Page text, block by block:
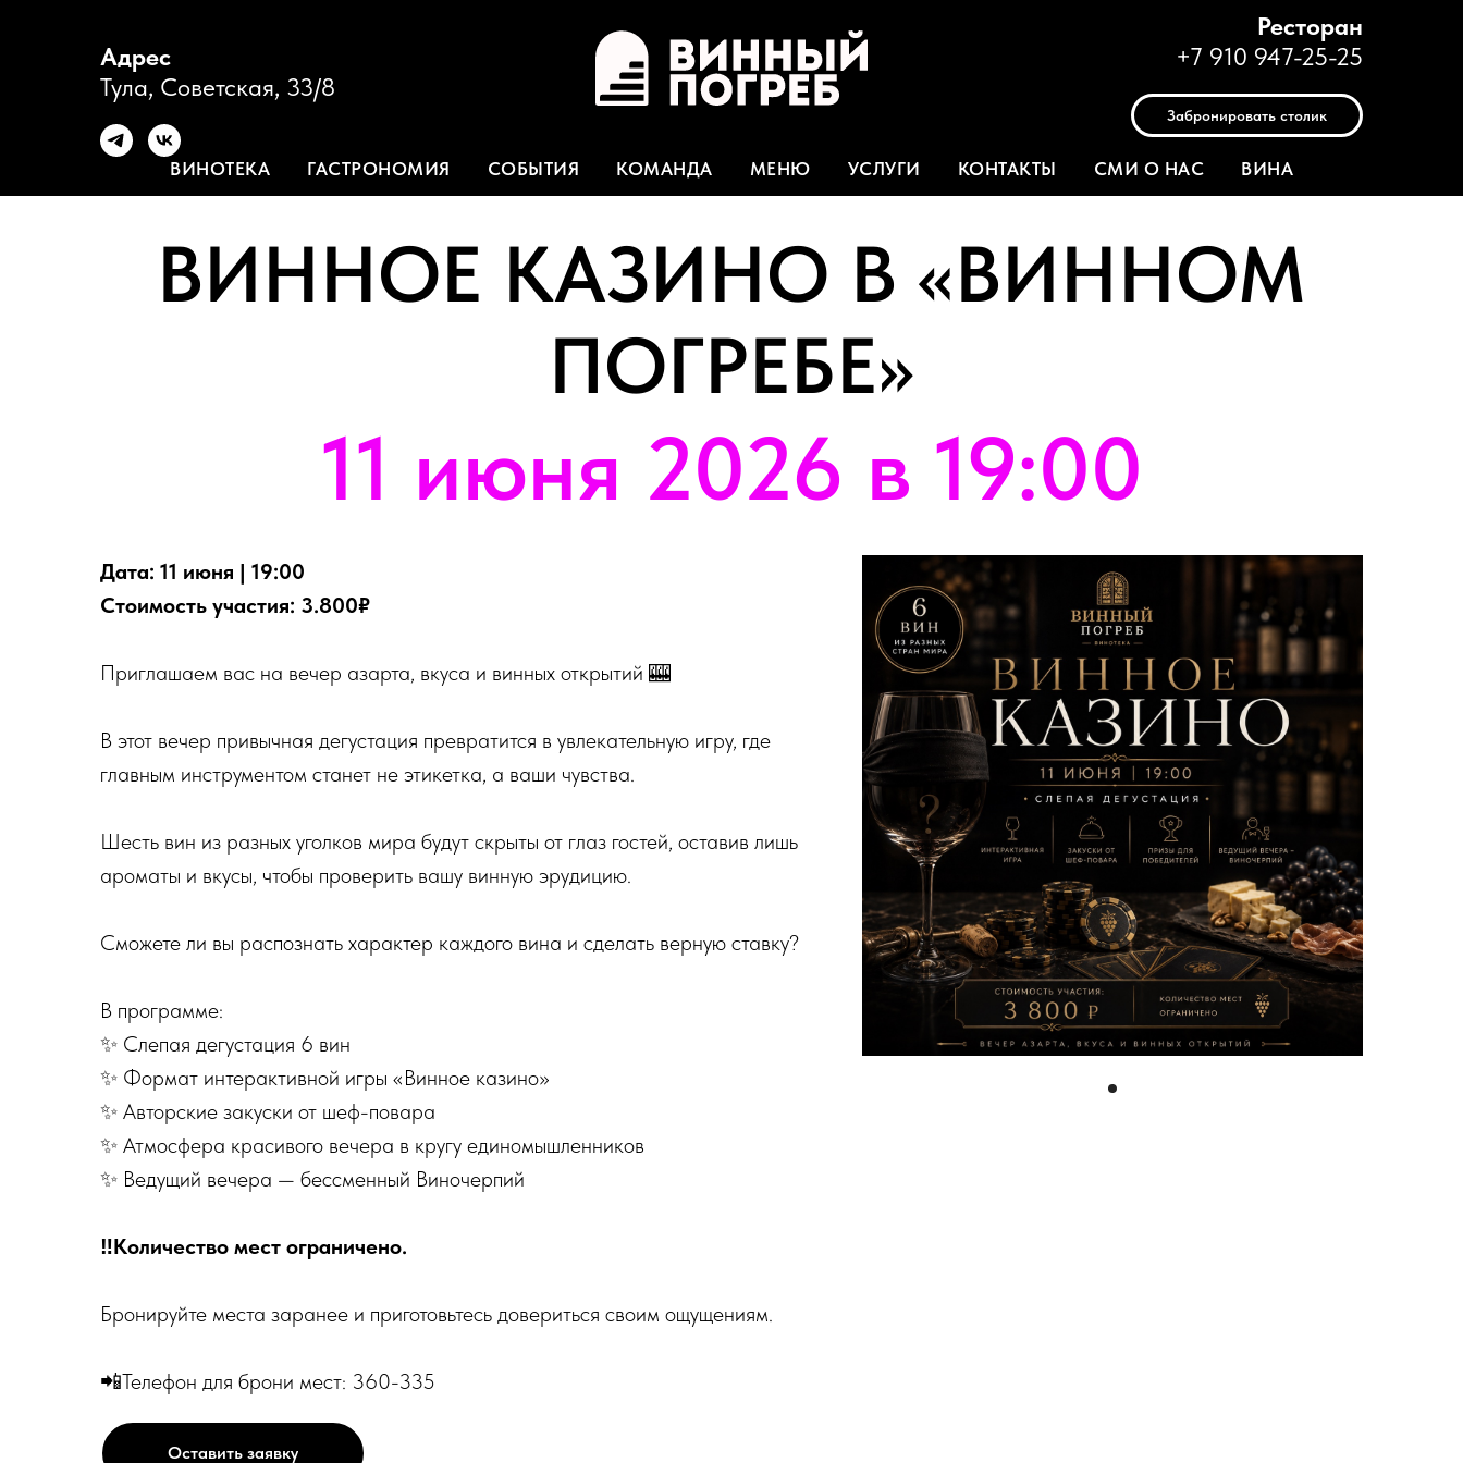
Адрес
Тула, Советская, 33/8
Ресторан
+7 910 947-25-25
Забронировать столик
ВИНОТЕКА ГАСТРОНОМИЯ СОБЫТИЯ КОМАНДА МЕНЮ УСЛУГИ КОНТАКТЫ СМИ О НАС ВИНА
ВИННОЕ КАЗИНО В «ВИННОМ
ПОГРЕБЕ»
11 июня 2026 в 19:00
Дата: 11 июня | 19:00
Стоимость участия: 3.800₽
Приглашаем вас на вечер азарта, вкуса и винных открытий 🎰
В этот вечер привычная дегустация превратится в увлекательную игру, где
главным инструментом станет не этикетка, а ваши чувства.
Шесть вин из разных уголков мира будут скрыты от глаз гостей, оставив лишь
ароматы и вкусы, чтобы проверить вашу винную эрудицию.
Сможете ли вы распознать характер каждого вина и сделать верную ставку?
В программе:
✨ Слепая дегустация 6 вин
✨ Формат интерактивной игры «Винное казино»
✨ Авторские закуски от шеф-повара
✨ Атмосфера красивого вечера в кругу единомышленников
✨ Ведущий вечера — бессменный Виночерпий
‼️Количество мест ограничено.
Бронируйте места заранее и приготовьтесь довериться своим ощущениям.
📲Телефон для брони мест: 360-335
Оставить заявку